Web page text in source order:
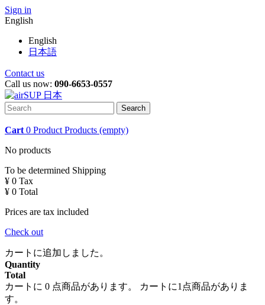
Sign in
English
English
日本語
Contact us
Call us now: 090-6653-0557
Search
Cart 0 Product Products (empty)
No products
To be determined Shipping
¥ 0 Tax
¥ 0 Total
Prices are tax included
Check out
カートに追加しました。
Quantity
Total
カートに 0 点商品があります。
カートに1点商品がありま
す。